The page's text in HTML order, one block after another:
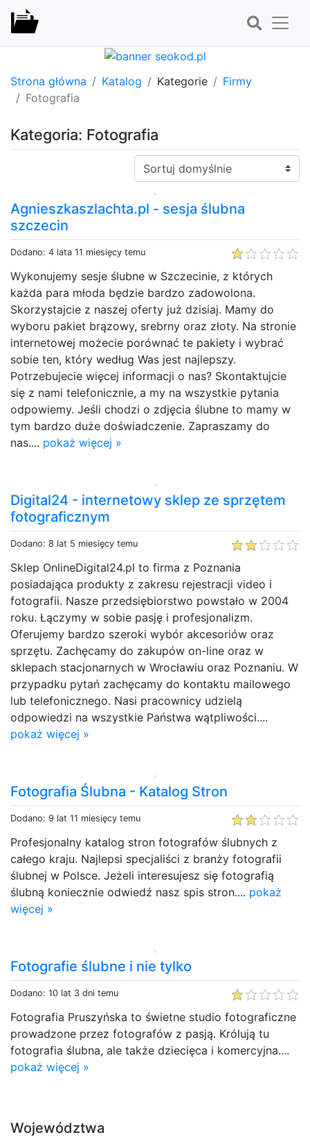
Strona główna Katalog Kategorie
Firmy
Fotografia
Kategoria: Fotografia
Sortuj:
Agnieszkaszlachta.pl - sesja ślubna
szczecin
Dodano: 4 lata 11 miesięcy temu
Wykonujemy sesje ślubne w Szczecinie, z których
każda para młoda będzie bardzo zadowolona.
Skorzystajcie z naszej oferty już dzisiaj. Mamy do
wyboru pakiet brązowy, srebrny oraz złoty. Na stronie
internetowej możecie porównać te pakiety i wybrać
sobie ten, który według Was jest najlepszy.
Potrzebujecie więcej informacji o nas? Skontaktujcie
się z nami telefonicznie, a my na wszystkie pytania
odpowiemy. Jeśli chodzi o zdjęcia ślubne to mamy w
tym bardzo duże doświadczenie. Zapraszamy do
nas.... pokaż więcej »
Digital24 - internetowy sklep ze sprzętem
fotograficznym
Dodano: 8 lat 5 miesięcy temu
Sklep OnlineDigital24.pl to firma z Poznania
posiadająca produkty z zakresu rejestracji video i
fotografii. Nasze przedsiębiorstwo powstało w 2004
roku. Łączymy w sobie pasję i profesjonalizm.
Oferujemy bardzo szeroki wybór akcesoriów oraz
sprzętu. Zachęcamy do zakupów on-line oraz w
sklepach stacjonarnych w Wrocławiu oraz Poznaniu. W
przypadku pytań zachęcamy do kontaktu mailowego
lub telefonicznego. Nasi pracownicy udzielą
odpowiedzi na wszystkie Państwa wątpliwości....
pokaż więcej »
Fotografia Ślubna - Katalog Stron
Dodano: 9 lat 11 miesięcy temu
Profesjonalny katalog stron fotografów ślubnych z
całego kraju. Najlepsi specjaliści z branży fotografii
ślubnej w Polsce. Jeżeli interesujesz się fotografią
ślubną koniecznie odwiedź nasz spis stron.... pokaż
więcej »
Fotografie ślubne i nie tylko
Dodano: 10 lat 3 dni temu
Fotografia Pruszyńska to świetne studio fotograficzne
prowadzone przez fotografów z pasją. Królują tu
fotografia ślubna, ale także dziecięca i komercyjna....
pokaż więcej »
Województwa